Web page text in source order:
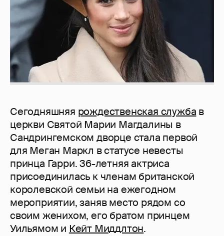
Сегодняшняя рождественская служба в
церкви Святой Марии Магдалины в
Сандрингемском дворце стала первой
для Меган Маркл в статусе невесты
принца Гарри. 36-летняя актриса
присоединилась к членам британской
королевской семьи на ежегодном
мероприятии, заняв место рядом со
своим женихом, его братом принцем
Уильямом и Кейт Миддлтон.